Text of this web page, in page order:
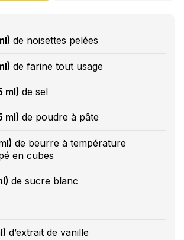
de noisettes pelées
de farine tout usage
ml) de sel
ml) de poudre à pâte
de beurre à température
en cubes
de sucre blanc
d’extrait de vanille